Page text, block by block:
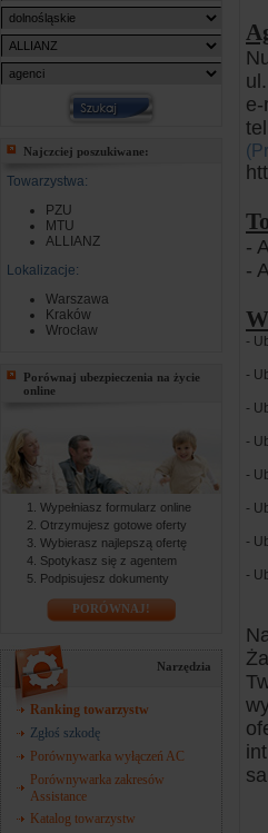
Najczciej poszukiwane:
Towarzystwa:
PZU
MTU
ALLIANZ
Lokalizacje:
Warszawa
Kraków
Wrocław
Porównaj ubezpieczenia na życie
online
Wypełniasz formularz online
Otrzymujesz gotowe oferty
Wybierasz najlepszą ofertę
Spotykasz się z agentem
Podpisujesz dokumenty
PORÓWNAJ!
Narzędzia
Ranking towarzystw
Zgłoś szkodę
Porównywarka wyłączeń AC
Porównywarka zakresów
Assistance
Katalog towarzystw
e-
-
-
-
-
-
-
-
-
-
-